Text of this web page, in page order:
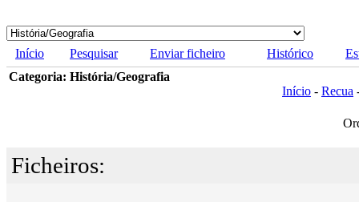
Início Pesquisar Enviar ficheiro Histórico
Categoria: História/Geografia
Início - Recua
Ficheiros: